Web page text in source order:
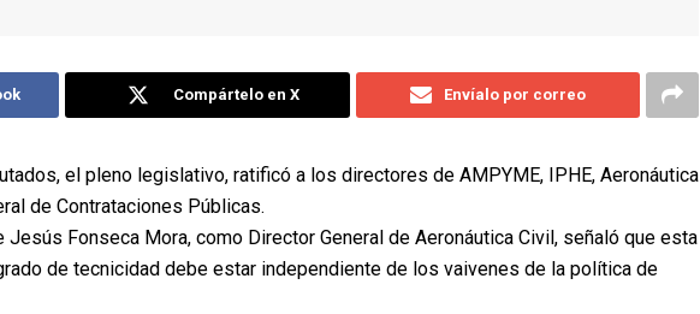
Compártelo en X Envíalo por correo
el pleno legislativo, ratificó a los directores de AMPYME, IPHE, Aeronáutica
de Contrataciones Públicas.
Jesús Fonseca Mora, como Director General de Aeronáutica Civil, señaló que esta
de tecnicidad debe estar independiente de los vaivenes de la política de